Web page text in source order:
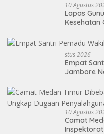
10 Agustus
Lapas
Kesehatan
Stus 2026
Empat
Jambore
10 Agustus
Camat